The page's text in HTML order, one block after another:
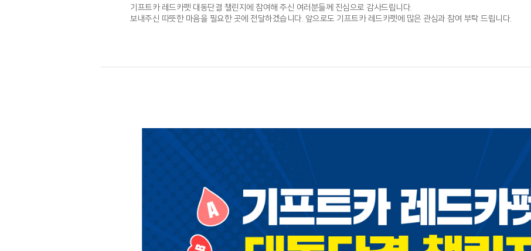
기프트카 레드카펫 대동단결 챌린지에 참여해 주신 여러분들께 진심으로 감사드립니다.
보내주신 따뜻한 마음을 필요한 곳에 전달하겠습니다. 앞으로도 기프트카 레드카펫에 많은 관심과 참여 부탁 드립니다.